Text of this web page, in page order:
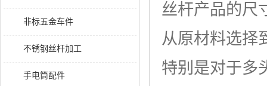
非标五金车件
不锈钢丝杆加工
手电筒配件
丝杆产品的尺
从原材料选择
特别是对于多